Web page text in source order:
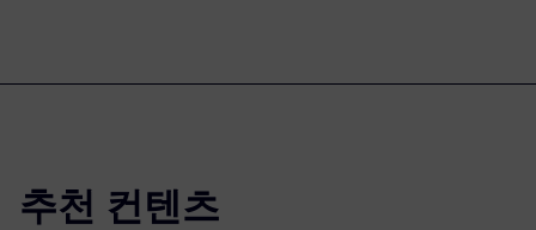
추천 컨텐츠